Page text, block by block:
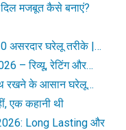
मजबूत कैसे बनाएं?
असरदार घरेलू तरीके |…
– रिव्यू, रेटिंग और…
रखने के आसान घरेलू…
एक कहानी थी
Long Lasting और